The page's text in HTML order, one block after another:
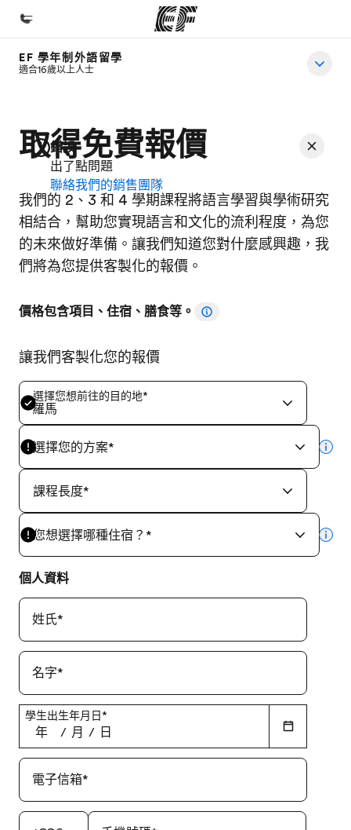
首頁
課程
查看所有EF提供的課程
辦公室
查找您附近的辦公室
關於我們
公司資訊
徵才
EF 學年制外語留學
適合16歲以上人士
取得免費報價
我們的 2、3 和 4 學期課程將語言學習與學術研究
相結合，幫助您實現語言和文化的流利程度，為您
的未來做好準備。讓我們知道您對什麼感興趣，我
們將為您提供客製化的報價。
價格包含項目、住宿、膳食等。
讓我們客製化您的報價
選擇您想前往的目的地*
羅馬
選擇您的方案*
課程長度*
您想選擇哪種住宿？ *
個人資料
姓氏*
名字*
學生出生年月日 *
年 / 月 / 日
電子信箱*
錯誤
出了點問題
聯絡我們的銷售團隊